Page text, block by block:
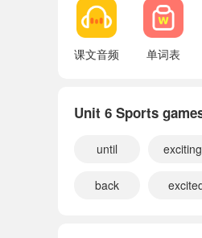
Unit 11 The class play
Unit 12 My vacation plan
Word list
Vocabulary
课文音频 单词表
Unit 6 Sports
until exciting
back